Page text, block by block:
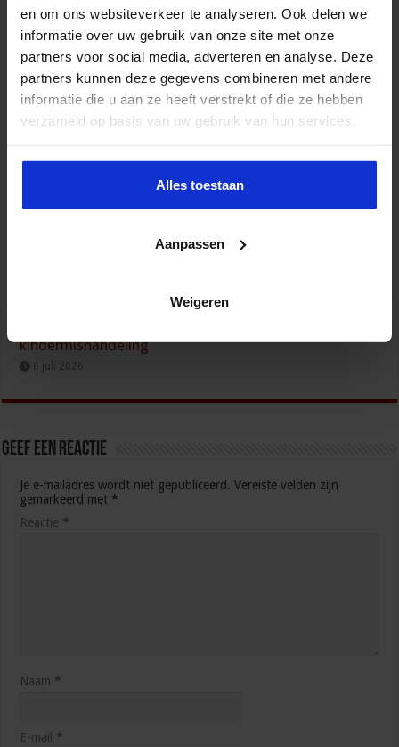
en om ons websiteverkeer te analyseren. Ook delen we
informatie over uw gebruik van onze site met onze
partners voor social media, adverteren en analyse. Deze
partners kunnen deze gegevens combineren met andere
informatie die u aan ze heeft verstrekt of die ze hebben
verzameld op basis van uw gebruik van hun services.
Alles toestaan
Aanpassen
Weigeren
Wijziging Arbobesluit voor invulling dossiers bij
arbeidsongevallen
8 juli 2026
Kabinet werkt aan verbetering aanpak van geweld
kindermishandeling
6 juli 2026
Geef een reactie
Je e-mailadres wordt niet gepubliceerd. Vereiste velden zijn
gemarkeerd met *
Reactie *
Naam *
E-mail *